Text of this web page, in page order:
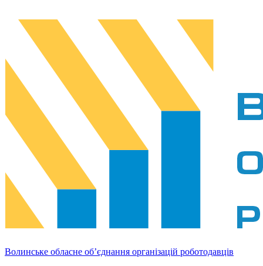
Волинське обласне об’єднання організацій роботодавців